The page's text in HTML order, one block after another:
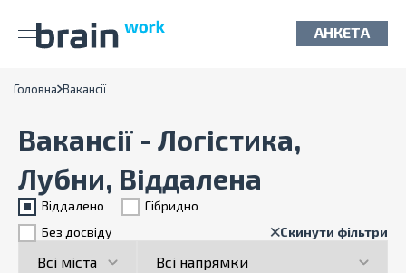
АНКЕТА
Головна Вакансії
Вакансії - Логістика,
Лубни, Віддалена
Віддалено
Гiбридно
Без досвіду
Скинути фільтри